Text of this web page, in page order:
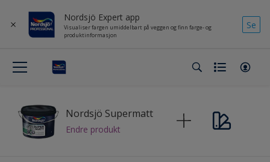
Nordsjö Expert app
Visualiser fargen umiddelbart på veggen og finn farge- og
produktinformasjon
Se
Nordsjö Supermatt
Endre produkt